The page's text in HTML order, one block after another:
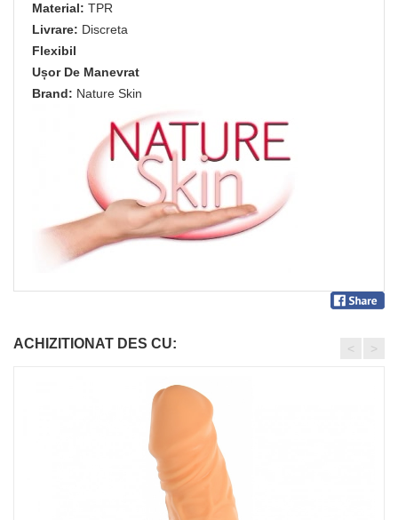
Material: TPR
Livrare: Discreta
Flexibil
Ușor De Manevrat
Brand: Nature Skin
ACHIZITIONAT DES CU: < >